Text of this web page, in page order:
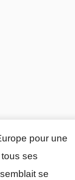
pour une
ses
se